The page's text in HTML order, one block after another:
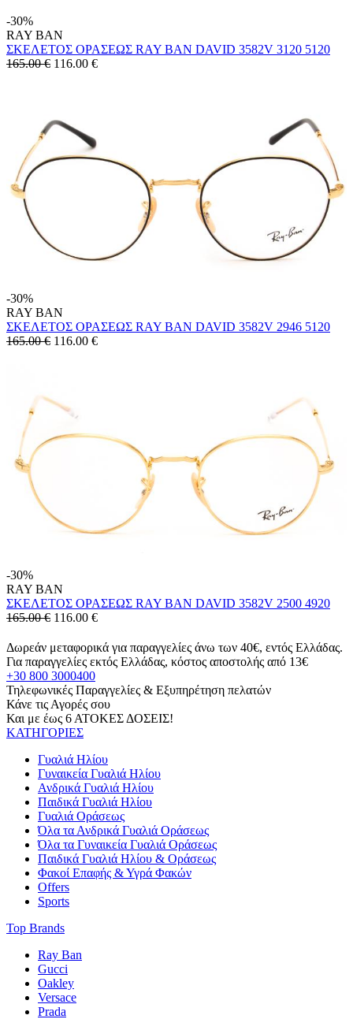
-30%
RAY BAN
ΣΚΕΛΕΤΟΣ ΟΡΑΣΕΩΣ RAY BAN DAVID 3582V 3120 5120
165.00 € 116.00 €
-30%
RAY BAN
ΣΚΕΛΕΤΟΣ ΟΡΑΣΕΩΣ RAY BAN DAVID 3582V 2946 5120
165.00 € 116.00 €
-30%
RAY BAN
ΣΚΕΛΕΤΟΣ ΟΡΑΣΕΩΣ RAY BAN DAVID 3582V 2500 4920
165.00 € 116.00 €
Δωρεάν μεταφορικά για παραγγελίες άνω των 40€, εντός Ελλάδας.
Για παραγγελίες εκτός Ελλάδας, κόστος αποστολής από 13€
+30 800 3000400
Τηλεφωνικές Παραγγελίες & Εξυπηρέτηση πελατών
Κάνε τις Αγορές σου
Και με έως 6 ΑΤΟΚΕΣ ΔΟΣΕΙΣ!
ΚΑΤΗΓΟΡΙΕΣ
Γυαλιά Ηλίου
Γυναικεία Γυαλιά Ηλίου
Ανδρικά Γυαλιά Ηλίου
Παιδικά Γυαλιά Ηλίου
Γυαλιά Οράσεως
Όλα τα Ανδρικά Γυαλιά Οράσεως
Όλα τα Γυναικεία Γυαλιά Οράσεως
Παιδικά Γυαλιά Ηλίου & Οράσεως
Φακοί Επαφής & Υγρά Φακών
Offers
Sports
Top Brands
Ray Ban
Gucci
Oakley
Versace
Prada